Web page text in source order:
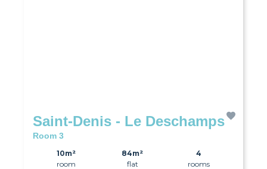
Saint-Denis - Le Deschamps
Room 3
10m²
room
84m²
flat
4
rooms